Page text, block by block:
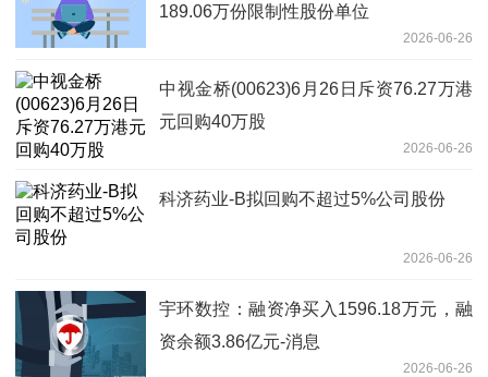
189.06万份限制性股份单位
2026-06-26
中视金桥(00623)6月26日斥资76.27万港
元回购40万股
2026-06-26
科济药业-B拟回购不超过5%公司股份
2026-06-26
宇环数控：融资净买入1596.18万元，融
资余额3.86亿元-消息
2026-06-26